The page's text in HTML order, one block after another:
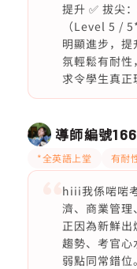
提升 ✅ 拔尖
（Level 5 /
明顯進步，
氛輕鬆有耐
求令學生真正
導師編號
*全英語上堂 有耐
hiii我係啱啱
濟、商業管理
正因為新鮮
趨勢、考官心
弱點同常錯